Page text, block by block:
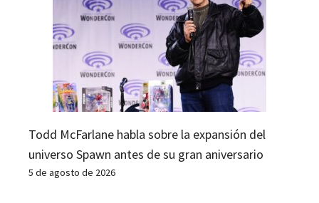
Todd McFarlane habla sobre la expansión del
universo Spawn antes de su gran aniversario
5 de agosto de 2026